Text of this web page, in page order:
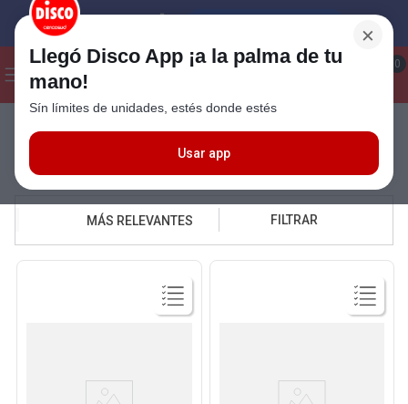
¡Hola! ¿Qué estas buscando? 0
Seleccioná el método de entrega
×
Llegó Disco App ¡a la palma de tu
mano!
Sín límites de unidades, estés donde estés
Usar app
MÁS RELEVANTES FILTRAR
Ver
Producto
Ver
Producto